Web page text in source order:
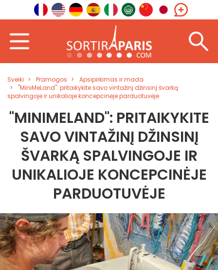
Sveiki Pramogos
Apsipirkimas ir mada
"MiniMeLand": pritaikykite savo vintažinį džinsinį švarką
spalvingoje ir unikalioje koncepcinėje parduotuvėje
"MINIMELAND": PRITAIKYKITE
SAVO VINTAŽINĮ DŽINSINĮ
ŠVARKĄ SPALVINGOJE IR
UNIKALIOJE KONCEPCINĖJE
PARDUOTUVĖJE